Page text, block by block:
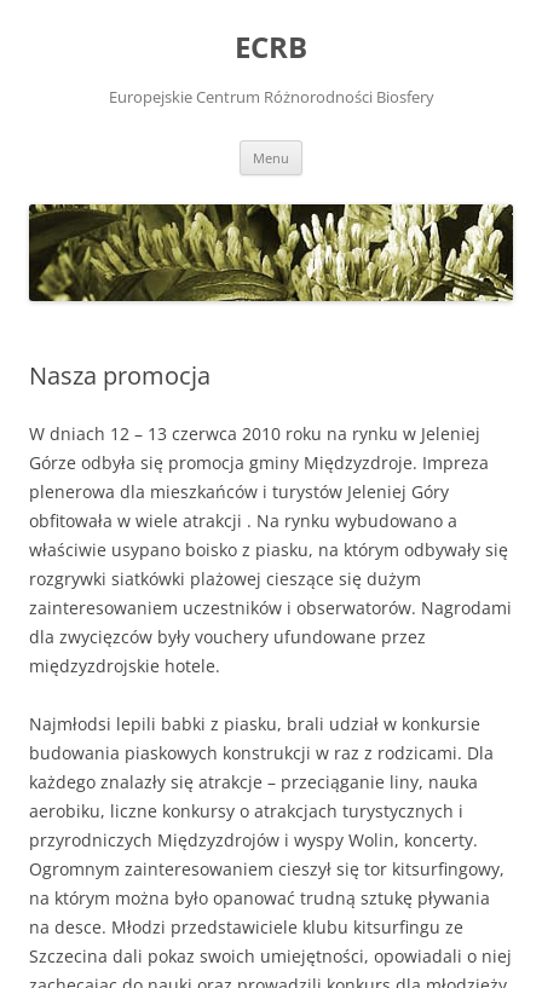
ECRB
Europejskie Centrum Różnorodności Biosfery
Menu
Nasza promocja
W dniach 12 – 13 czerwca 2010 roku na rynku w Jeleniej
Górze odbyła się promocja gminy Międzyzdroje. Impreza
plenerowa dla mieszkańców i turystów Jeleniej Góry
obfitowała w wiele atrakcji . Na rynku wybudowano a
właściwie usypano boisko z piasku, na którym odbywały się
rozgrywki siatkówki plażowej cieszące się dużym
zainteresowaniem uczestników i obserwatorów. Nagrodami
dla zwycięzców były vouchery ufundowane przez
międzyzdrojskie hotele.
Najmłodsi lepili babki z piasku, brali udział w konkursie
budowania piaskowych konstrukcji w raz z rodzicami. Dla
każdego znalazły się atrakcje – przeciąganie liny, nauka
aerobiku, liczne konkursy o atrakcjach turystycznych i
przyrodniczych Międzyzdrojów i wyspy Wolin, koncerty.
Ogromnym zainteresowaniem cieszył się tor kitsurfingowy,
na którym można było opanować trudną sztukę pływania
na desce. Młodzi przedstawiciele klubu kitsurfingu ze
Szczecina dali pokaz swoich umiejętności, opowiadali o niej